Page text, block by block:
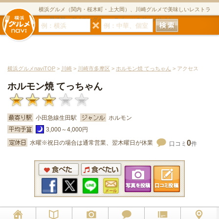
横浜グルメ（関内・桜木町・上大岡）、川崎グルメで美味しいレストラ
ン・居酒屋・ダイニングバー・スイーツのグルメサイト
横浜グルメnaviTOP > 川崎 > 川崎市多摩区 > ホルモン焼 てっちゃん > アクセス
ホルモン焼 てっちゃん
小田急線生田駅
ホルモン
3,000～4,000円
水曜※祝日の場合は通常営業、翌木曜日が休業
口コミ 0件